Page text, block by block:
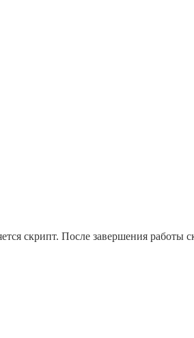
скрипт. После завершения работы